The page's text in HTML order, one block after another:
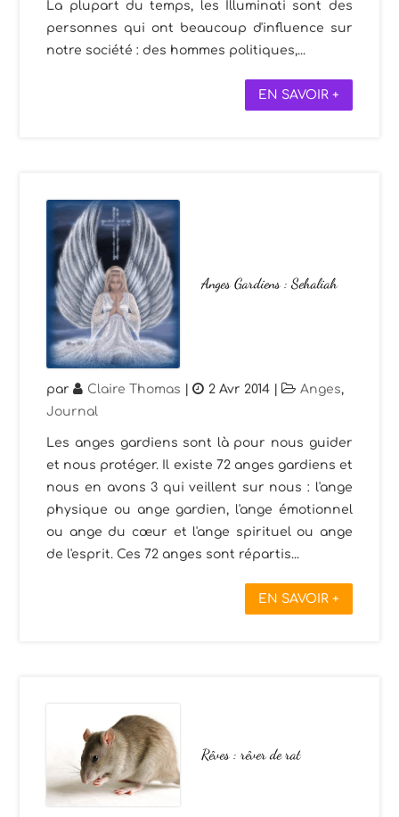
La plupart du temps, les Illuminati sont des
personnes qui ont beaucoup d'influence sur
notre société : des hommes politiques,...
EN SAVOIR +
Anges Gardiens : Sehaliah
par Claire Thomas | 2 Avr 2014 | Anges,
Journal
Les anges gardiens sont là pour nous guider
et nous protéger. Il existe 72 anges gardiens et
nous en avons 3 qui veillent sur nous : l'ange
physique ou ange gardien, l'ange émotionnel
ou ange du cœur et l'ange spirituel ou ange
de l'esprit. Ces 72 anges sont répartis...
EN SAVOIR +
Rêves : rêver de rat